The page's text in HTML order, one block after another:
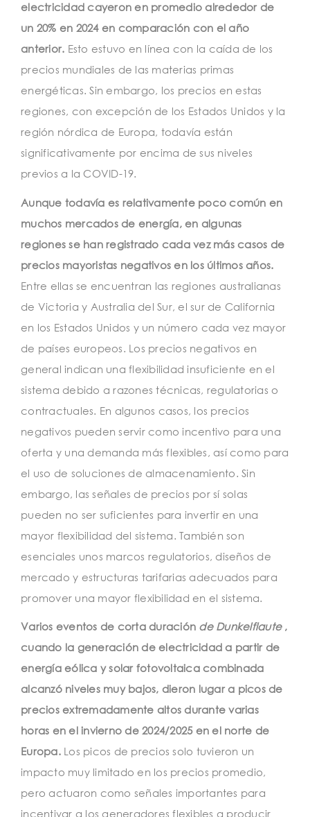
electricidad cayeron en promedio alrededor de
un 20% en 2024 en comparación con el año
anterior. Esto estuvo en línea con la caída de los
precios mundiales de las materias primas
energéticas. Sin embargo, los precios en estas
regiones, con excepción de los Estados Unidos y la
región nórdica de Europa, todavía están
significativamente por encima de sus niveles
previos a la COVID-19.
Aunque todavía es relativamente poco común en
muchos mercados de energía, en algunas
regiones se han registrado cada vez más casos de
precios mayoristas negativos en los últimos años.
Entre ellas se encuentran las regiones australianas
de Victoria y Australia del Sur, el sur de California
en los Estados Unidos y un número cada vez mayor
de países europeos. Los precios negativos en
general indican una flexibilidad insuficiente en el
sistema debido a razones técnicas, regulatorias o
contractuales. En algunos casos, los precios
negativos pueden servir como incentivo para una
oferta y una demanda más flexibles, así como para
el uso de soluciones de almacenamiento. Sin
embargo, las señales de precios por sí solas
pueden no ser suficientes para invertir en una
mayor flexibilidad del sistema. También son
esenciales unos marcos regulatorios, diseños de
mercado y estructuras tarifarias adecuados para
promover una mayor flexibilidad en el sistema.
Varios eventos de corta duración de Dunkelflaute,
cuando la generación de electricidad a partir de
energía eólica y solar fotovoltaica combinada
alcanzó niveles muy bajos, dieron lugar a picos de
precios extremadamente altos durante varias
horas en el invierno de 2024/2025 en el norte de
Europa.Los picos de precios solo tuvieron un
impacto muy limitado en los precios promedio,
pero actuaron como señales importantes para
incentivar a los generadores flexibles a producir